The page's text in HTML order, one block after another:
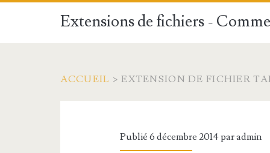
Extensions de fichiers -
ACCUEIL > EXTENSION DE FICHIER
Publié 6 décembre 2014 paradmin